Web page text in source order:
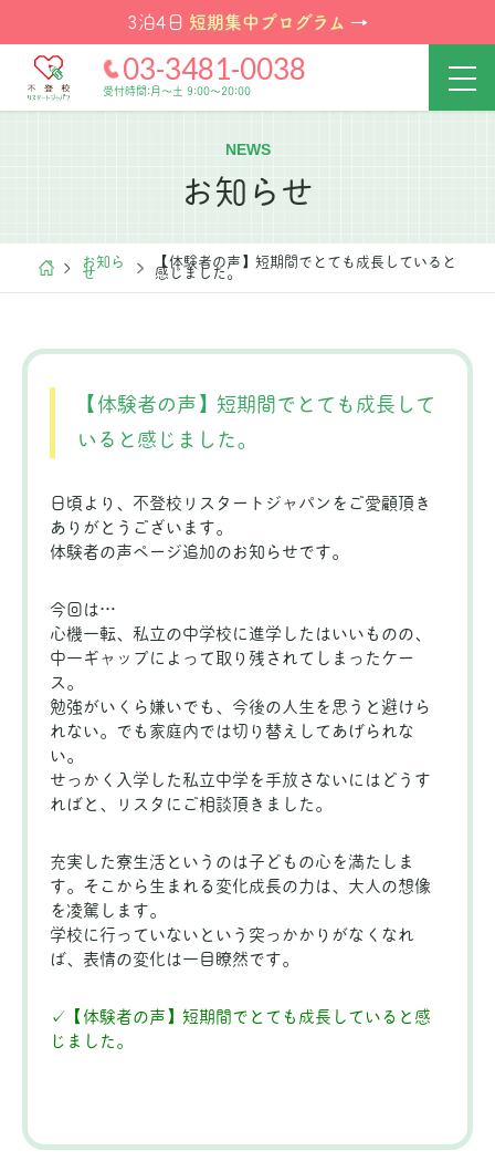
3泊4日 短期集中プログラム →
03-3481-0038
受付時間:月～土 9:00～20:00
NEWS
お知らせ
お知ら
せ
【体験者の声】短期間でとても成長していると
感じました。
【体験者の声】短期間でとても成長して
いると感じました。
日頃より、不登校リスタートジャパンをご愛顧頂き
ありがとうございます。
体験者の声ページ追加のお知らせです。
今回は…
心機一転、私立の中学校に進学したはいいものの、
中一ギャップによって取り残されてしまったケー
ス。
勉強がいくら嫌いでも、今後の人生を思うと避けら
れない。でも家庭内では切り替えしてあげられな
い。
せっかく入学した私立中学を手放さないにはどうす
ればと、リスタにご相談頂きました。
充実した寮生活というのは子どもの心を満たしま
す。そこから生まれる変化成長の力は、大人の想像
を凌駕します。
学校に行っていないという突っかかりがなくなれ
ば、表情の変化は一目瞭然です。
✓【体験者の声】短期間でとても成長していると感
じました。